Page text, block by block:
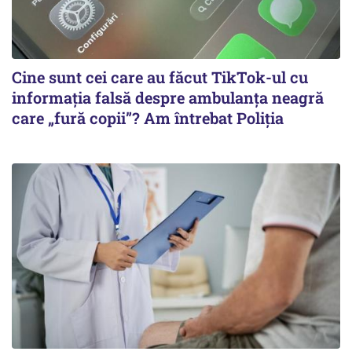
Cine sunt cei care au făcut TikTok-ul cu
informația falsă despre ambulanța neagră
care „fură copii”? Am întrebat Poliția